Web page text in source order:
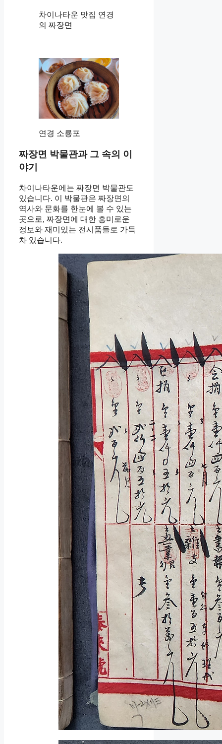
차이나타운 맛집 연경
의 짜장면
연경 소룡포
짜장면 박물관과 그 속의 이
야기
차이나타운에는 짜장면 박물관도
있습니다. 이 박물관은 짜장면의
역사와 문화를 한눈에 볼 수 있는
곳으로, 짜장면에 대한 흥미로운
정보와 재미있는 전시품들로 가득
차 있습니다.